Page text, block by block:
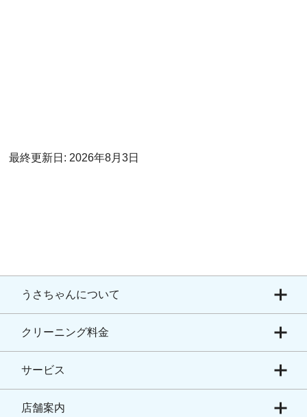
最終更新日: 2026年8月3日
うさちゃんについて
クリーニング料金
サービス
店舗案内